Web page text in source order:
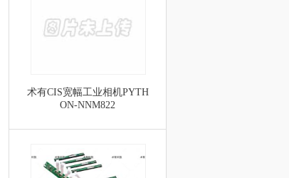
术有CIS宽幅工业相机PYTH
ON-NNM822